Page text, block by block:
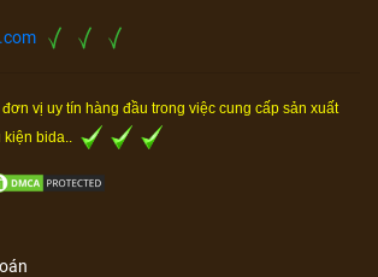
vị uy tín hàng đầu trong việc cung cấp sản xuất
kiện bida..